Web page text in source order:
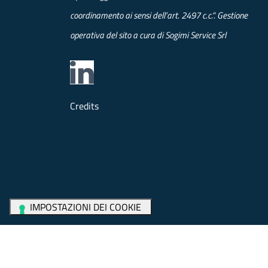
coordinamento ai sensi dell’art. 2497 c.c.”. Gestione
operativa del sito a cura di Sogimi Service Srl
Credits